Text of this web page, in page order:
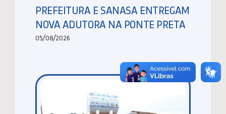
PREFEITURA E SANASA ENTREGAM
NOVA ADUTORA NA PONTE PRETA
05/08/2026